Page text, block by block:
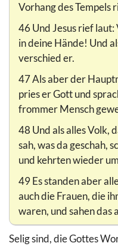
Vorhang des Tempels
46 Und Jesus rief
in deine Hände! Und
verschied er.
47 Als aber der
pries er Gott und
frommer Mensch
48 Und als alles Volk,
sah, was da geschah,
und kehrten wieder
49 Es standen aber
auch die Frauen, die
waren, und sahen das
Selig sind, die Gottes